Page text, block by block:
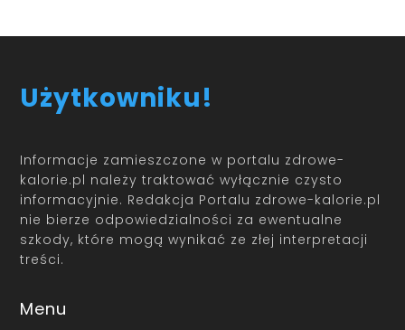
Użytkowniku!
Informacje zamieszczone w portalu zdrowe-
kalorie.pl należy traktować wyłącznie czysto
informacyjnie. Redakcja Portalu zdrowe-kalorie.pl
nie bierze odpowiedzialności za ewentualne
szkody, które mogą wynikać ze złej interpretacji
treści.
Menu